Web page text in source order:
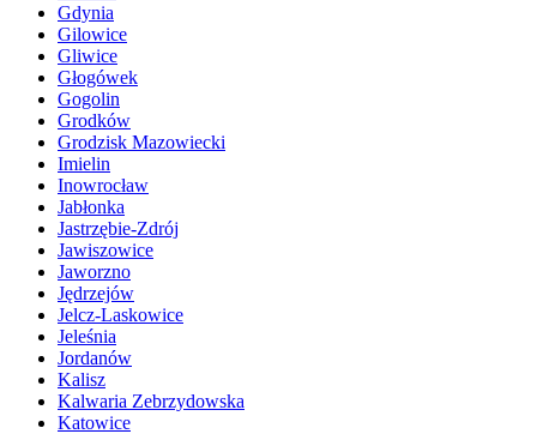
Gdynia
Gilowice
Gliwice
Głogówek
Gogolin
Grodków
Grodzisk Mazowiecki
Imielin
Inowrocław
Jabłonka
Jastrzębie-Zdrój
Jawiszowice
Jaworzno
Jędrzejów
Jelcz-Laskowice
Jeleśnia
Jordanów
Kalisz
Kalwaria Zebrzydowska
Katowice